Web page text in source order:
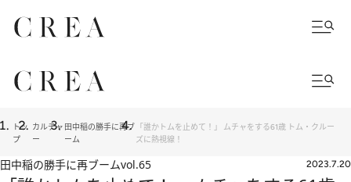
トッ
プ
カルチャ
ー
田中稲の勝手に再ブ
ーム
「誰かトムを止めて！」 ムチャをする61歳 トム・クルー
ズに熱視線！
田中稲の勝手に再ブームvol.65 2023.7.20